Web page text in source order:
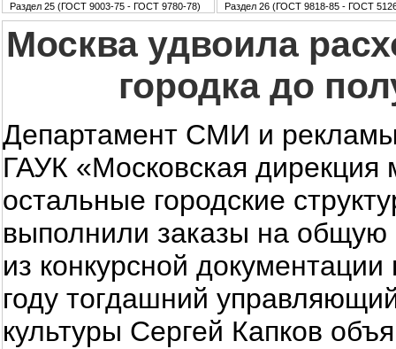
Раздел 25 (ГОСТ 9003-75 - ГОСТ 9780-78)
Раздел 26 (ГОСТ 9818-85 - ГОСТ
Москва удвоила
городка до
Департамент СМИ и
ГАУК «Московская
остальные городские
выполнили заказы на
из конкурсной
году тогдашний
культуры Сергей Капков